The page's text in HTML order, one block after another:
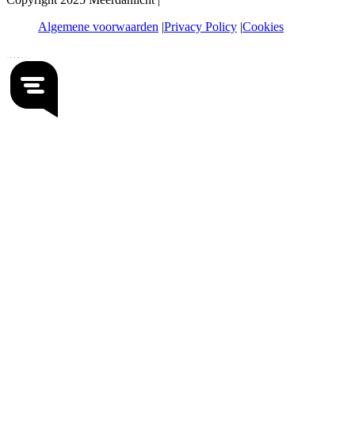
Algemene voorwaarden Privacy Policy Cookies